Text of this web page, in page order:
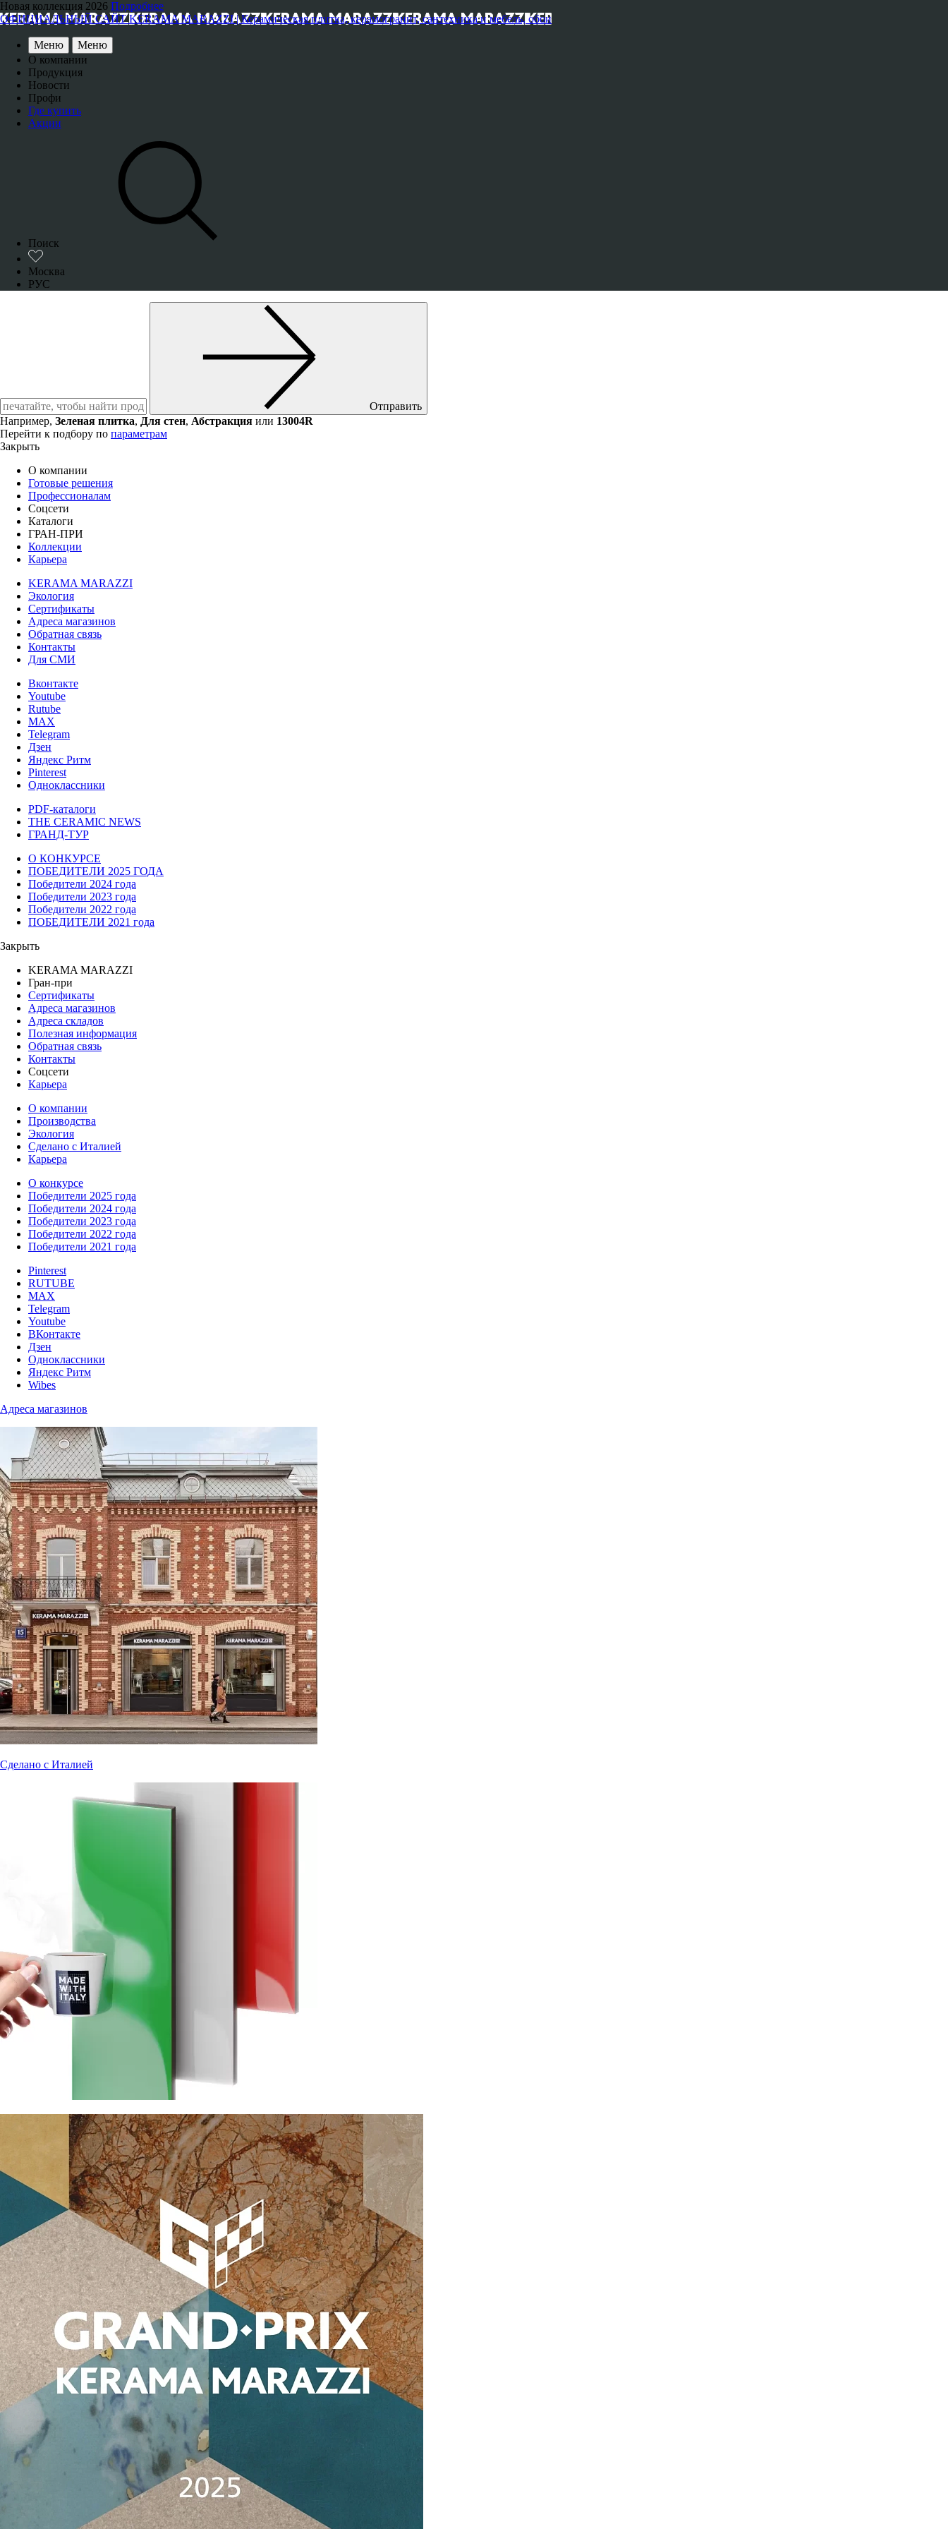
Новая коллекция 2026 Подробнее
ОФИЦИАЛЬНЫЙ САЙТ KERAMA MARAZZI | Керамическая плитка, керамогранит, сантехника и мебель, обои
Меню
Меню
О компании
Продукция
Новости
Профи
Где купить
Акции
Поиск
Москва
РУС
Отправить
Например, Зеленая плитка, Для стен, Абстракция или 13004R
Перейти к подбору по параметрам
Закрыть
О компании
Готовые решения
Профессионалам
Соцсети
Каталоги
ГРАН-ПРИ
Коллекции
Карьера
KERAMA MARAZZI
Экология
Сертификаты
Адреса магазинов
Обратная связь
Контакты
Для СМИ
Вконтакте
Youtube
Rutube
MAX
Telegram
Дзен
Яндекс Ритм
Pinterest
Одноклассники
PDF-каталоги
THE CERAMIC NEWS
ГРАНД-ТУР
О КОНКУРСЕ
ПОБЕДИТЕЛИ 2025 ГОДА
Победители 2024 года
Победители 2023 года
Победители 2022 года
ПОБЕДИТЕЛИ 2021 года
Закрыть
KERAMA MARAZZI
Гран-при
Сертификаты
Адреса магазинов
Адреса складов
Полезная информация
Обратная связь
Контакты
Соцсети
Карьера
О компании
Производства
Экология
Сделано с Италией
Карьера
О конкурсе
Победители 2025 года
Победители 2024 года
Победители 2023 года
Победители 2022 года
Победители 2021 года
Pinterest
RUTUBE
MAX
Telegram
Youtube
ВКонтакте
Дзен
Одноклассники
Яндекс Ритм
Wibes
Адреса магазинов
Сделано с Италией